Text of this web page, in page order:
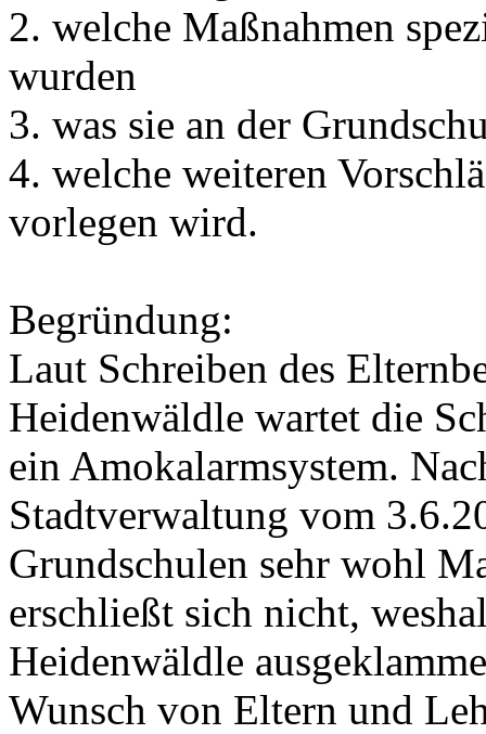
2. welche Maßnahmen
wurden
3. was sie an der
4. welche weiteren
vorlegen wird.
Begründung:
Laut Schreiben des
Heidenwäldle wartet die
ein Amokalarmsystem.
Stadtverwaltung vom
Grundschulen sehr wohl
erschließt sich nicht,
Heidenwäldle
Wunsch von Eltern und